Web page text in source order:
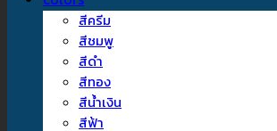
สีครีม
สีชมพู
สีดำ
สีทอง
สีน้ำเงิน
สีฟ้า